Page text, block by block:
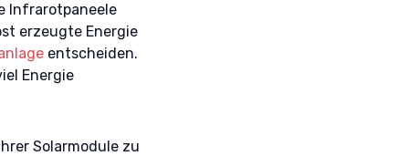
Infrarotpaneele
erzeugte Energie
entscheiden.
Energie
Solarmodule zu